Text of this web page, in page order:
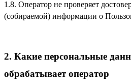
1.8. Оператор не проверяет
(собираемой) информации о
2. Какие персональные
обрабатывает оператор